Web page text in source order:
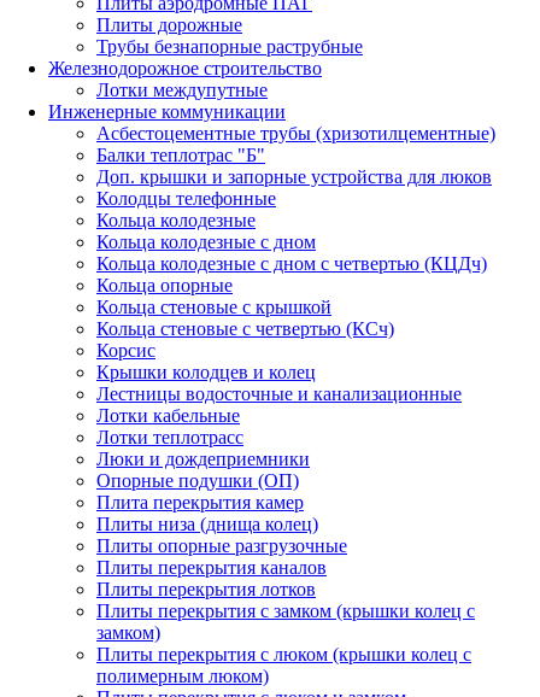
Плиты дорожные
Трубы безнапорные раструбные
Железнодорожное строительство
Лотки междупутные
Инженерные коммуникации
Асбестоцементные трубы (хризотилцементные)
Балки теплотрас "Б"
Доп. крышки и запорные устройства для люков
Колодцы телефонные
Кольца колодезные
Кольца колодезные с дном
Кольца колодезные с дном с четвертью (КЦДч)
Кольца опорные
Кольца стеновые с крышкой
Кольца стеновые с четвертью (КСч)
Корсис
Крышки колодцев и колец
Лестницы водосточные и канализационные
Лотки кабельные
Лотки теплотрасс
Люки и дождеприемники
Опорные подушки (ОП)
Плита перекрытия камер
Плиты низа (днища колец)
Плиты опорные разгрузочные
Плиты перекрытия каналов
Плиты перекрытия лотков
Плиты перекрытия с замком (крышки колец с
замком)
Плиты перекрытия с люком (крышки колец с
полимерным люком)